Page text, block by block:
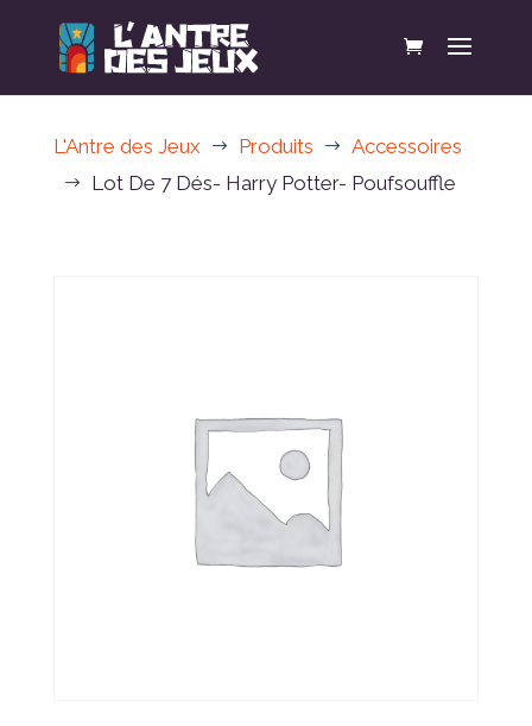
L'Antre des Jeux $ Produits $ Accessoires
$ Lot De 7 Dés- Harry Potter- Poufsouffle